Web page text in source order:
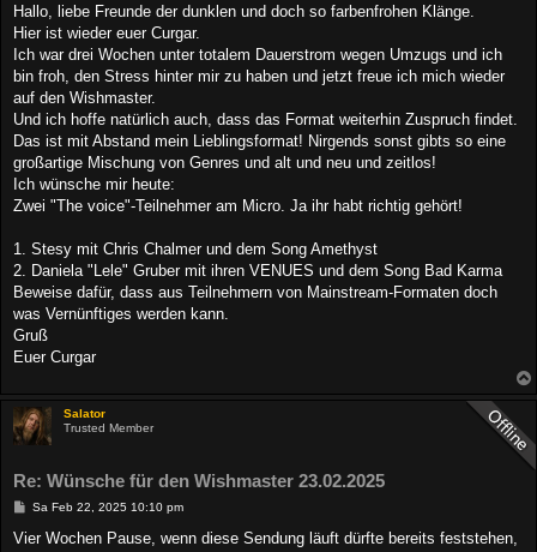
i
r
a
Hallo, liebe Freunde der dunklen und doch so farbenfrohen Klänge.
Hier ist wieder euer Curgar.
Ich war drei Wochen unter totalem Dauerstrom wegen Umzugs und ich
bin froh, den Stress hinter mir zu haben und jetzt freue ich mich wieder
auf den Wishmaster.
Und ich hoffe natürlich auch, dass das Format weiterhin Zuspruch findet.
Das ist mit Abstand mein Lieblingsformat! Nirgends sonst gibts so eine
großartige Mischung von Genres und alt und neu und zeitlos!
Ich wünsche mir heute:
Zwei "The voice"-Teilnehmer am Micro. Ja ihr habt richtig gehört!
1. Stesy mit Chris Chalmer und dem Song Amethyst
2. Daniela "Lele" Gruber mit ihren VENUES und dem Song Bad Karma
Beweise dafür, dass aus Teilnehmern von Mainstream-Formaten doch
was Vernünftiges werden kann.
Gruß
Euer Curgar
Salator
Trusted Member
Re: Wünsche für den Wishmaster 23.02.2025
B
i
Sa Feb 22, 2025 10:10 pm
Vier Wochen Pause, wenn diese Sendung läuft dürfte bereits feststehen,